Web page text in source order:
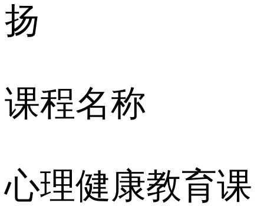
扬
课程名称
心理健康教育课